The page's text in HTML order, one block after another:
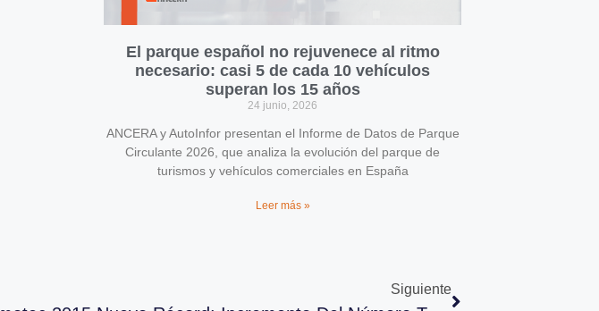
El parque español no rejuvenece al ritmo
necesario: casi 5 de cada 10 vehículos
superan los 15 años
24 junio, 2026
ANCERA y AutoInfor presentan el Informe de Datos de Parque
Circulante 2026, que analiza la evolución del parque de
turismos y vehículos comerciales en España
Leer más »
Siguiente